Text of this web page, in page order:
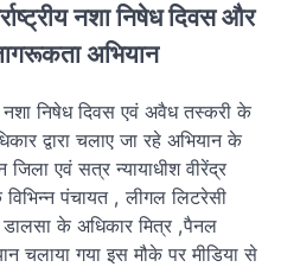
नशा निषेध दिवस और
अभियान
निषेध दिवस एवं अवैध तस्करी के
द्वारा चलाए जा रहे अभियान के
एवं सत्र न्यायाधीश वीरेंद्र
विभिन्न पंचायत , लीगल लिटरेसी
के अधिकार मित्र ,पैनल
चलाया गया इस मौके पर मीडिया से